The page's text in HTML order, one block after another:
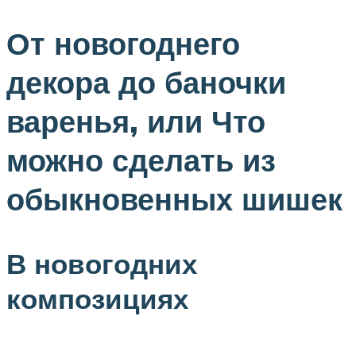
От новогоднего
декора до баночки
варенья, или Что
можно сделать из
обыкновенных шишек
В новогодних
композициях